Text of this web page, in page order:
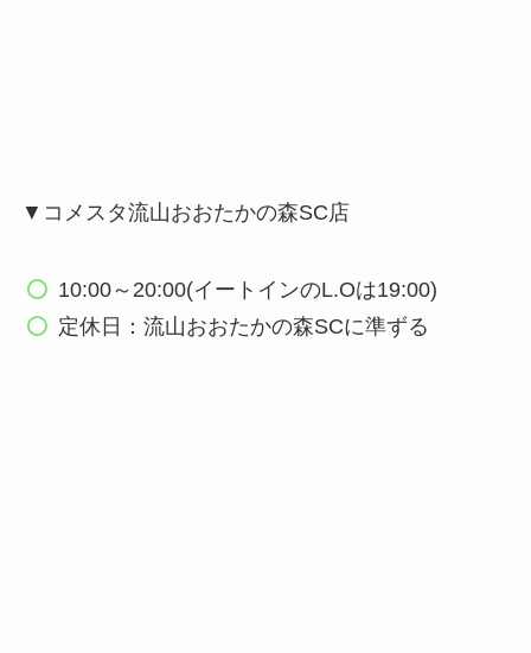
▼コメスタ流山おおたかの森SC店
10:00～20:00(イートインのL.Oは19:00)
定休日：流山おおたかの森SCに準ずる